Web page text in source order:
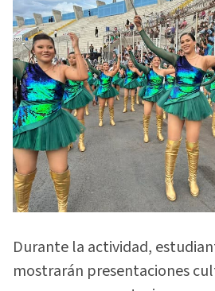
Durante la actividad,
mostrarán presentaciones